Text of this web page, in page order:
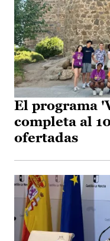
El programa
completa al
ofertadas